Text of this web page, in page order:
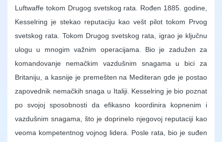
Luftwaffe tokom Drugog svetskog rata. Rođen 1885. godine,
Kesselring je stekao reputaciju kao vešt pilot tokom Prvog
svetskog rata. Tokom Drugog svetskog rata, igrao je ključnu
ulogu u mnogim važnim operacijama. Bio je zadužen za
komandovanje nemačkim vazdušnim snagama u bici za
Britaniju, a kasnije je premešten na Mediteran gde je postao
zapovednik nemačkih snaga u Italiji. Kesselring je bio poznat
po svojoj sposobnosti da efikasno koordinira kopnenim i
vazdušnim snagama, što je doprinelo njegovoj reputaciji kao
veoma kompetentnog vojnog lidera. Posle rata, bio je suđen